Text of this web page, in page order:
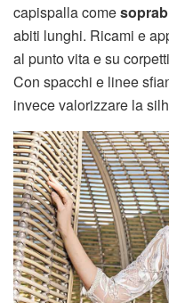
capispalla come
abiti lunghi. Ricami e
al punto vita e su
Con spacchi e linee
invece valorizzare la